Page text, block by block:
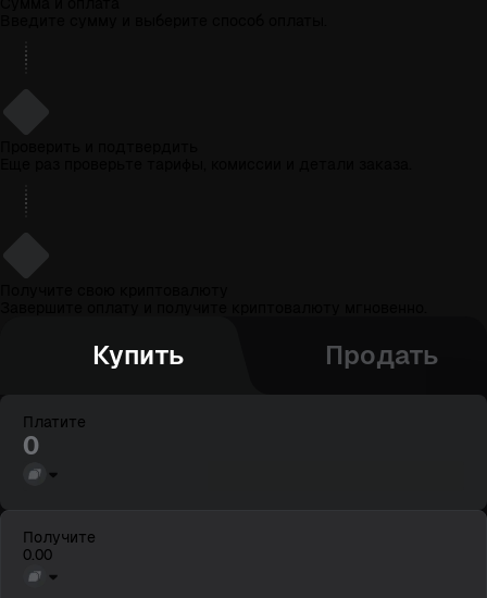
Купить Продать
Платите
Получите
0.00